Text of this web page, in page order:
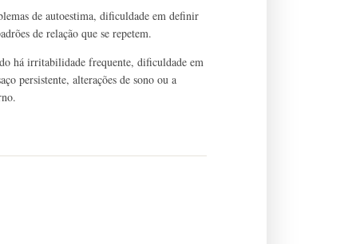
de autoestima, dificuldade em definir
de relação que se repetem.
há irritabilidade frequente, dificuldade em
persistente, alterações de sono ou a